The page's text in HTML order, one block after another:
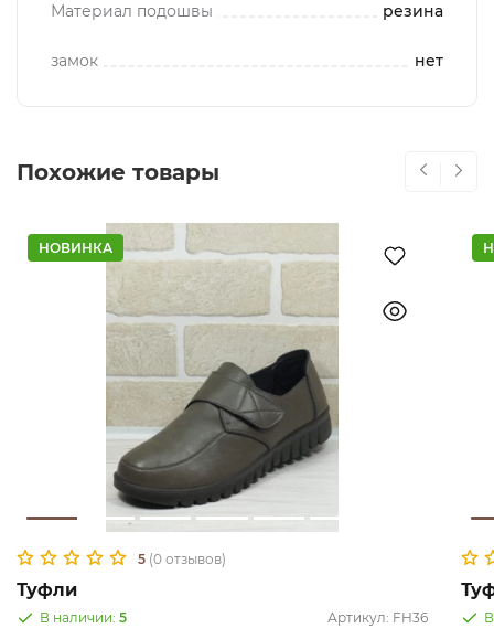
Материал подошвы резина
замок нет
Похожие товары
НОВИНКА
5 (0 отзывов)
Туфли
В наличии: 5 Артикул: FH36